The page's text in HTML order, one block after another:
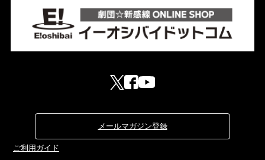
メールマガジン登録
ご利用ガイド